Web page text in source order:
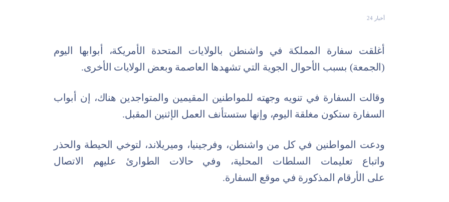
أخبار 24
أغلقت سفارة المملكة في واشنطن بالولايات المتحدة الأمريكة، أبوابها اليوم
(الجمعة) بسبب الأحوال الجوية التي تشهدها العاصمة وبعض الولايات الأخرى.
وقالت السفارة في تنويه وجهته للمواطنين المقيمين والمتواجدين هناك، إن أبواب
السفارة ستكون مغلقة اليوم، وإنها ستستأنف العمل الإثنين المقبل.
ودعت المواطنين في كل من واشنطن، وفرجينيا، وميريلاند، لتوخي الحيطة والحذر
واتباع تعليمات السلطات المحلية، وفي حالات الطوارئ عليهم الاتصال
على
الأرقام المذكورة في موقع السفارة.